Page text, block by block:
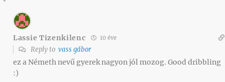
Lassie Tizenkilenc 10 éve
Reply to vass gábor
ez a Németh nevű gyerek nagyon jól mozog. Good dribbling
:)